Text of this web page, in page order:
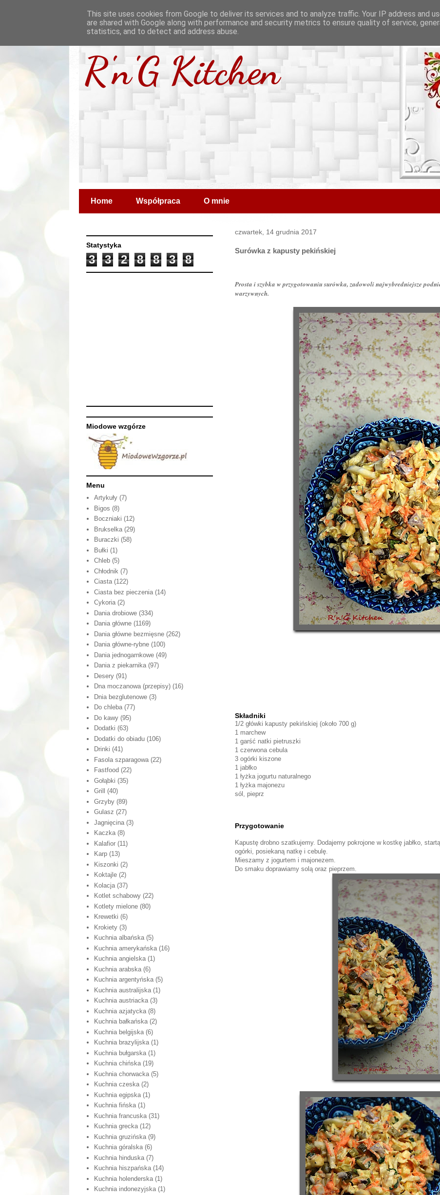
R'n'G Kitchen
Home Współpraca O mnie
czwartek, 14 grudnia 2017
Surówka z kapusty pekińskiej
Prosta i szybka w przygotowaniu surówka, zadowoli najwybredniejsze
warzywnych.
Składniki
1/2 główki kapusty pekińskiej (około 700 g)
1 marchew
1 garść natki pietruszki
1 czerwona cebula
3 ogórki kiszone
1 jabłko
1 łyżka jogurtu naturalnego
1 łyżka majonezu
sól, pieprz
Przygotowanie
Kapustę drobno szatkujemy. Dodajemy pokrojone w kostkę jabłko,
ogórki, posiekaną natkę i cebulę.
Mieszamy z jogurtem i majonezem.
Do smaku doprawiamy solą oraz pieprzem.
Statystyka
3 3 2 8 8 3 8
Miodowe wzgórze
Menu
Artykuły (7)
Bigos (8)
Boczniaki (12)
Brukselka (29)
Buraczki (58)
Bułki (1)
Chleb (5)
Chłodnik (7)
Ciasta (122)
Ciasta bez pieczenia (14)
Cykoria (2)
Dania drobiowe (334)
Dania główne (1169)
Dania główne bezmięsne (262)
Dania główne-rybne (100)
Dania jednogarnkowe (49)
Dania z piekarnika (97)
Desery (91)
Dna moczanowa (przepisy) (16)
Dnia bezglutenowe (3)
Do chleba (77)
Do kawy (95)
Dodatki (63)
Dodatki do obiadu (106)
Drinki (41)
Fasola szparagowa (22)
Fastfood (22)
Gołąbki (35)
Grill
(40)
Grzyby (89)
Gulasz (27)
Jagnięcina (3)
Kaczka (8)
Kalafior (11)
Karp (13)
Kiszonki (2)
Koktajle (2)
Kolacja (37)
Kotlet schabowy (22)
Kotlety mielone (80)
Krewetki (6)
Krokiety (3)
Kuchnia albańska (5)
Kuchnia amerykańska (16)
Kuchnia angielska (1)
Kuchnia arabska (6)
Kuchnia argentyńska (5)
Kuchnia australijska (1)
Kuchnia austriacka (3)
Kuchnia azjatycka (8)
Kuchnia bałkańska (2)
Kuchnia belgijska (6)
Kuchnia brazylijska (1)
Kuchnia bułgarska (1)
Kuchnia chińska (19)
Kuchnia chorwacka (5)
Kuchnia czeska (2)
Kuchnia egipska (1)
Kuchnia fińska (1)
Kuchnia francuska (31)
Kuchnia grecka (12)
Kuchnia gruzińska (9)
Kuchnia góralska (6)
Kuchnia hinduska (7)
Kuchnia hiszpańska (14)
Kuchnia holenderska (1)
Kuchnia indonezyjska (1)
This site uses cookies from Google to deliver its services and to analyze traffic. Your IP address and
are shared with Google along with performance and security metrics to ensure quality of service,
statistics, and to detect and address abuse.